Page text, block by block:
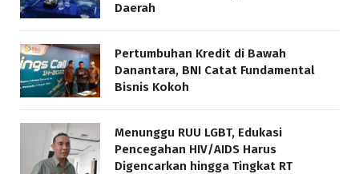
Daerah
Pertumbuhan Kredit di Bawah
Danantara, BNI Catat Fundamental
Bisnis Kokoh
Menunggu RUU LGBT, Edukasi
Pencegahan HIV/AIDS Harus
Digencarkan hingga Tingkat RT